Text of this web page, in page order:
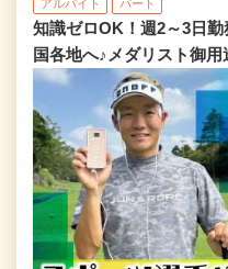
アルバイト パート
知識ゼロOK！週2～3日
国各地へ♪メダリスト御